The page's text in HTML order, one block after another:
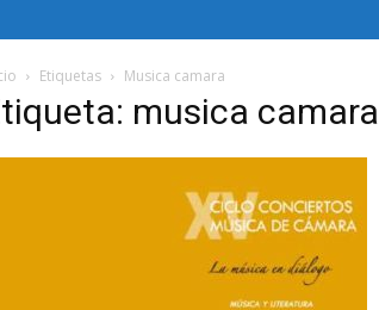
Etiquetas Musica camara
musica camara